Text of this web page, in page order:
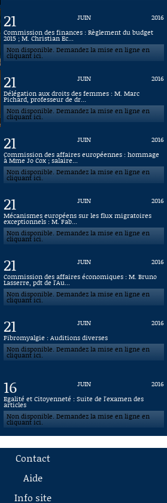
21 JUIN
2016
Commission des finances : Règlement du budget
2015 ; M. Christian Ec...
Non disponible. Demandez la mise en ligne en
cliquant ici.
21 JUIN
2016
Délégation aux droits des femmes : M. Marc
Pichard, professeur de dr...
Non disponible. Demandez la mise en ligne en
cliquant ici.
21 JUIN
2016
Commission des affaires européennes : hommage
à Mme Jo Cox ; salaire...
Non disponible. Demandez la mise en ligne en
cliquant ici.
21 JUIN
2016
Mécanismes européens sur les flux migratoires
exceptionnels : M. Fab...
Non disponible. Demandez la mise en ligne en
cliquant ici.
21 JUIN
2016
Commission des affaires économiques : M. Bruno
Lasserre, pdt de l'Au...
Non disponible. Demandez la mise en ligne en
cliquant ici.
21 JUIN
2016
Fibromyalgie : Auditions diverses
Non disponible. Demandez la mise en ligne en
cliquant ici.
16 JUIN
2016
Egalité et Citoyenneté : Suite de l'examen des
articles
Non disponible. Demandez la mise en ligne en
cliquant ici.
Contact
Aide
Info site